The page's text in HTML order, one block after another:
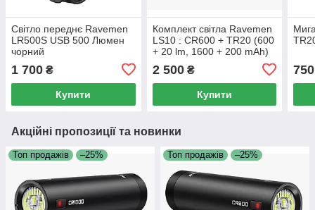
Світло переднє Ravemen
LR500S USB 500 Люмен
чорний
1 700 ₴
Купити
Комплект світла Ravemen
LS10 : CR600 + TR20 (600
+ 20 lm, 1600 + 200 mAh)
2 500₴
Купити
750
Акційні пропозиції та новинки
Топ продажів –25% Топ продажів –25%